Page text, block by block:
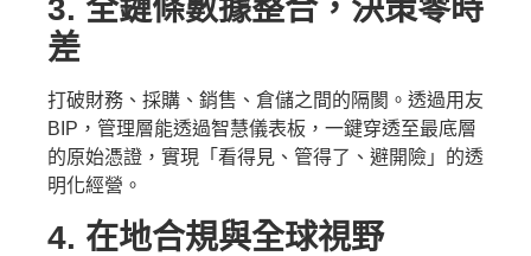
3. 全鏈條數據整合，決策零時
差
打破財務、採購、銷售、倉儲之間的隔閡。透過用友
BIP，管理層能透過智慧儀表板，一鍵穿透至最底層
的原始憑證，實現「看得見、管得了、避開險」的透
明化經營。
4. 在地合規與全球視野